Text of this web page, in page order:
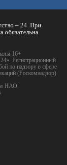
– 24. При
обязательна
16+
Регистрационный
по надзору в сфере
(Роскомнадзор)
НАО"